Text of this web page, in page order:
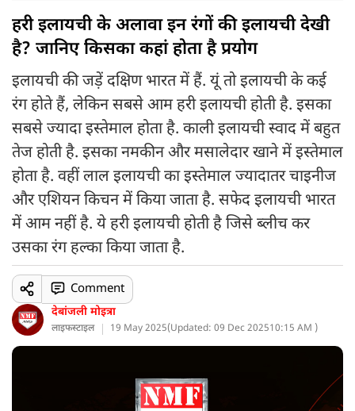
हरी इलायची के अलावा इन रंगों की इलायची देखी
है? जानिए किसका कहां होता है प्रयोग
इलायची की जड़ें दक्षिण भारत में हैं. यूं तो इलायची के कई
रंग होते हैं, लेकिन सबसे आम हरी इलायची होती है. इसका
सबसे ज्यादा इस्तेमाल होता है. काली इलायची स्वाद में बहुत
तेज होती है. इसका नमकीन और मसालेदार खाने में इस्तेमाल
होता है. वहीं लाल इलायची का इस्तेमाल ज्यादातर चाइनीज
और एशियन किचन में किया जाता है. सफेद इलायची भारत
में आम नहीं है. ये हरी इलायची होती है जिसे ब्लीच कर
उसका रंग हल्का किया जाता है.
देबांजली मोइत्रा
लाइफस्टाइल 19 May 2025(Updated: 09 Dec 202510:15 AM )
Comment